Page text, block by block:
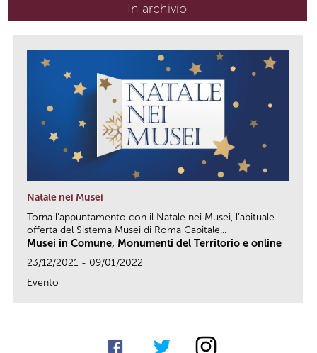
In archivio
Natale nei Musei
Torna l’appuntamento con il Natale nei Musei, l’abituale
offerta del Sistema Musei di Roma Capitale...
Musei in Comune, Monumenti del Territorio e online
23/12/2021 - 09/01/2022
Evento